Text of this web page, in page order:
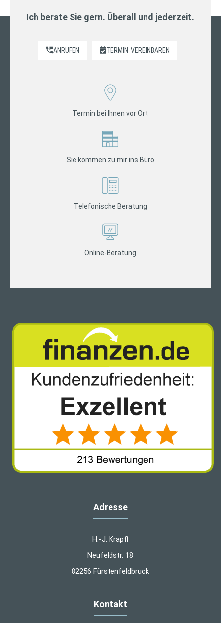
Ich berate Sie gern. Überall und jederzeit.
ANRUFEN TERMIN VEREINBAREN
Termin bei Ihnen vor Ort
Sie kommen zu mir ins Büro
Telefonische Beratung
Online-Beratung
Adresse
H.-J. Krapfl
Neufeldstr. 18
82256 Fürstenfeldbruck
Kontakt